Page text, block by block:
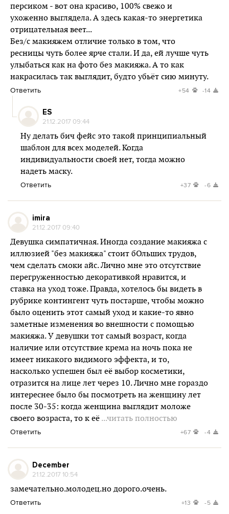
персиком - вот она красиво, 100% свежо и
ухоженно выглядела. А здесь какая-то энергетика
отрицательная веет...
Без/с макияжем отличие только в том, что
ресницы чуть более ярче стали. И да, ей лучше чуть
улыбаться как на фото без макияжа. А то как
накрасилась так выглядит, будто убьёт сию минуту.
Ответить +54 -14
ES
21.12.2017 09:44
Ну делать бич фейс это такой принципиальный
шаблон для всех моделей. Когда
индивидуальности своей нет, тогда можно
надеть маску.
Ответить +37 -6
imira
21.12.2017 09:40
Девушка симпатичная. Иногда создание макияжа с
иллюзией "без макияжа" стоит бОльших трудов,
чем сделать смоки айс. Лично мне это отсутствие
перегруженностью декоративкой нравится, и
ставка на уход тоже. Правда, хотелось бы видеть в
рубрике контингент чуть постарше, чтобы можно
было оценить этот самый уход и какие-то явно
заметные изменения во внешности с помощью
макияжа. У девушки тот самый возраст, когда
наличие или отсутствие крема на ночь пока не
имеет никакого видимого эффекта, и то,
насколько успешен был её выбор косметики,
отразится на лице лет через 10. Лично мне гораздо
интереснее было бы посмотреть на женщину лет
после 30-35: когда женщина выглядит моложе
своего возраста, то к её ...читать полностью
Ответить +67 -4
December
21.12.2017 10:54
замечательно.молодец.но дорого.очень.
Ответить +13 -5